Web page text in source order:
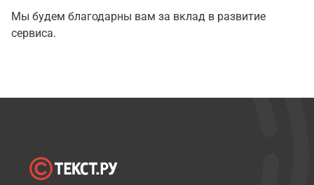
Мы будем благодарны вам за вклад в развитие
сервиса.